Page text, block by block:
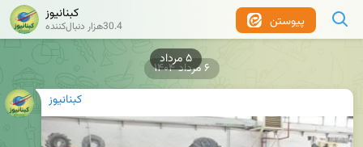
پیوستن کبنانیوز
30.4هزار دنبال‌کننده
کبنانیوز
۶ مرداد ۱۴۰۴